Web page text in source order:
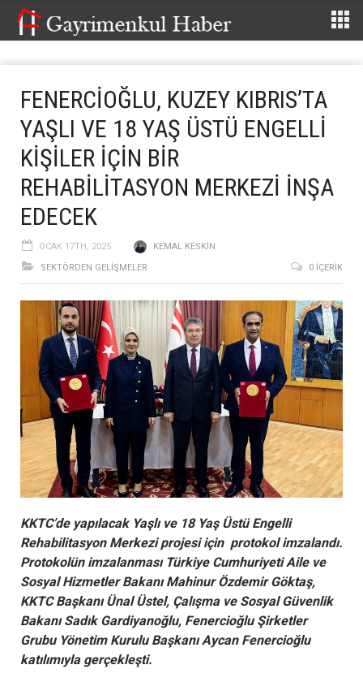
FENERCİOĞLU, KUZEY KIBRIS’TA
YAŞLI VE 18 YAŞ ÜSTÜ ENGELLİ
KİŞİLER İÇİN BİR
REHABİLİTASYON MERKEZİ İNŞA
EDECEK
OCAK 17TH, 2025
KEMAL KESKIN
SEKTÖRDEN GELIŞMELER
0 İÇERIK
KKTC’de yapılacak Yaşlı ve 18 Yaş Üstü Engelli
Rehabilitasyon Merkezi projesi için protokol imzalandı.
Protokolün imzalanması Türkiye Cumhuriyeti Aile ve
Sosyal Hizmetler Bakanı Mahinur Özdemir Göktaş,
KKTC Başkanı Ünal Üstel, Çalışma ve Sosyal Güvenlik
Bakanı Sadık Gardiyanoğlu, Fenercioğlu Şirketler
Grubu Yönetim Kurulu Başkanı Aycan Fenercioğlu
katılımıyla gerçekleşti.